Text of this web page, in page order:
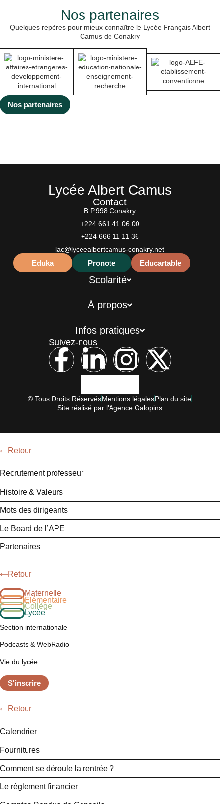
RINGUEDE, professeur
de SVT, plusieurs
cœurs ont été réalisés
Nos partenaires
Quelques repères pour mieux connaître le Lycée Français Albert
Camus de Conakry
Nos partenaires
Lycée Albert Camus
Contact
B.P.998 Conakry
+224 661 41 06 00
+224 666 11 11 36
lac@lyceealbertcamus-conakry.net
Eduka Pronote Educartable
Scolarité
À propos
Infos pratiques
Suivez-nous
© Tous Droits RéservésMentions légalesPlan du site
Site réalisé par l'Agence Galopins
Retour
Recrutement professeur
Histoire & Valeurs
Mots des dirigeants
Le Board de l’APE
Partenaires
Retour
Maternelle
Élémentaire
Collège
Lycée
Section internationale
Podcasts & WebRadio
Vie du lycée
S'inscrire
Retour
Calendrier
Fournitures
Comment se déroule la rentrée ?
Le règlement financier